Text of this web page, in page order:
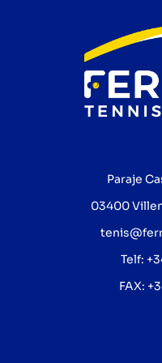
Paraje
03400
Telf:
FAX: